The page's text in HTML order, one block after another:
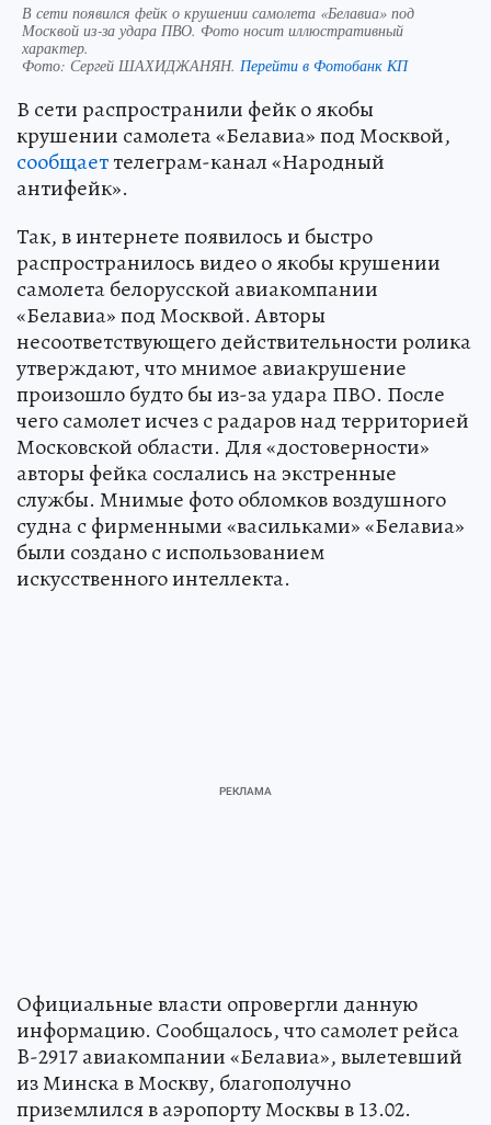
В сети появился фейк о крушении самолета «Белавиа» под
Москвой из‑за удара ПВО. Фото носит иллюстративный
характер.
Фото: Сергей ШАХИДЖАНЯН. Перейти в Фотобанк КП
В сети распространили фейк о якобы
крушении самолета «Белавиа» под Москвой,
сообщаеттелеграм-канал «Народный
антифейк».
Так, в интернете появилось и быстро
распространилось видео о якобы крушении
самолета белорусской авиакомпании
«Белавиа» под Москвой. Авторы
несоответствующего действительности ролика
утверждают, что мнимое авиакрушение
произошло будто бы из-за удара ПВО. После
чего самолет исчез с радаров над территорией
Московской области. Для «достоверности»
авторы фейка сослались на экстренные
службы. Мнимые фото обломков воздушного
судна с фирменными «васильками» «Белавиа»
были создано с использованием
искусственного интеллекта.
Официальные власти опровергли данную
информацию. Сообщалось, что самолет рейса
B-2917 авиакомпании «Белавиа», вылетевший
из Минска в Москву, благополучно
приземлился в аэропорту Москвы в 13.02.